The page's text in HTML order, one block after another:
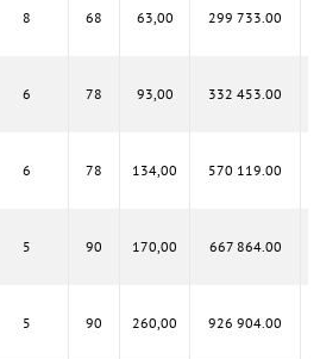
8 68 63,00 299 733.00
6 78 93,00 332 453.00
6 78 134,00 570 119.00
5 90 170,00 667 864.00
5 90 260,00 926 904.00